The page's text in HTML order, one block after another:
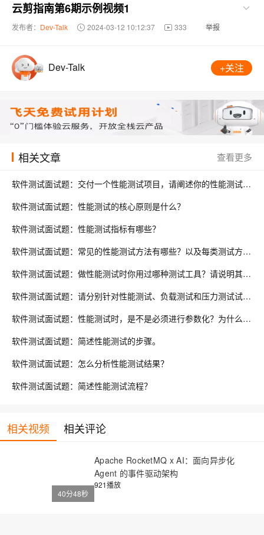
云剪指南第6期示例视频1
发布者： Dev-Talk 2024-03-12 10:12:37 333 举报
Dev-Talk +关注
相关文章 查看更多
软件测试面试题：交付一个性能测试项目，请阐述你的性能测试流程?
软件测试面试题：性能测试的核心原则是什么？
软件测试面试题：性能测试指标有哪些？
软件测试面试题：常见的性能测试方法有哪些？以及每类测试方法的目的是什么？
软件测试面试题：做性能测试时你用过哪种测试工具？请说明其工作原理或举例说明工作流程。
软件测试面试题：请分别针对性能测试、负载测试和压力测试试举一个简单的例子？
软件测试面试题：性能测试时，是不是必须进行参数化？为什么要创建参数？LoadRunner中如何创建参数？
软件测试面试题：简述性能测试的步骤。
软件测试面试题：怎么分析性能测试结果？
软件测试面试题：简述性能测试流程？
相关视频 相关评论
40分48秒
Apache RocketMQ x AI：面向异步化
Agent 的事件驱动架构
921播放